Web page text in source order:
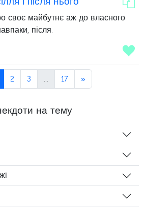
своє майбутнє аж до власного
після.
2 3 ... 17 »
на тему